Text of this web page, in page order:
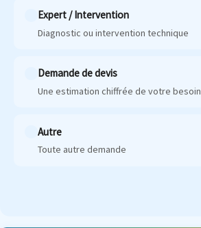
Expert / Intervention
Diagnostic ou intervention technique
Demande de devis
Une estimation chiffrée de votre besoin
Autre
Toute autre demande